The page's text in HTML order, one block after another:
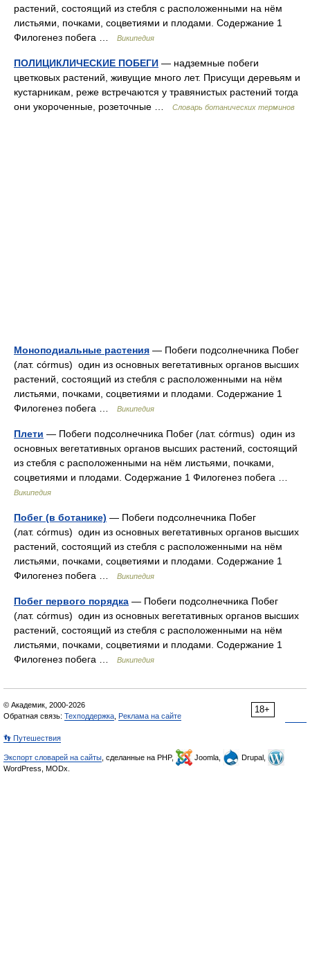
растений, состоящий из стебля с расположенными на нём
листьями, почками, соцветиями и плодами. Содержание 1
Филогенез побега …
Википедия
ПОЛИЦИКЛИЧЕСКИЕ ПОБЕГИ — надземные побеги
цветковых растений, живущие много лет. Присущи деревьям и
кустарникам, реже встречаются у травянистых растений тогда
они укороченные, розеточные …
Словарь ботанических терминов
Моноподиальные растения — Побеги подсолнечника Побег
(лат. córmus) один из основных вегетативных органов высших
растений, состоящий из стебля с расположенными на нём
листьями, почками, соцветиями и плодами. Содержание 1
Филогенез побега …
Википедия
Плети — Побеги подсолнечника Побег (лат. córmus) один из
основных вегетативных органов высших растений, состоящий
из стебля с расположенными на нём листьями, почками,
соцветиями и плодами. Содержание 1 Филогенез побега …
Википедия
Побег (в ботанике) — Побеги подсолнечника Побег
(лат. córmus) один из основных вегетативных органов высших
растений, состоящий из стебля с расположенными на нём
листьями, почками, соцветиями и плодами. Содержание 1
Филогенез побега …
Википедия
Побег первого порядка — Побеги подсолнечника Побег
(лат. córmus) один из основных вегетативных органов высших
растений, состоящий из стебля с расположенными на нём
листьями, почками, соцветиями и плодами. Содержание 1
Филогенез побега …
Википедия
18+
© Академик, 2000-2026
Обратная связь: Техподдержка Реклама на сайте
👣 Путешествия
Экспорт словарей на сайты , сделанные на PHP, Joomla,
Drupal,
WordPress, MODx.